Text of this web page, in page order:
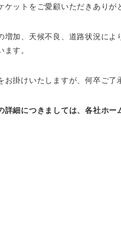
ケットをご愛顧いただきありが
増加、天候不良、道路状況に
す。
お掛けいたしますが、何卒ご了
細につきましては、各社ホー